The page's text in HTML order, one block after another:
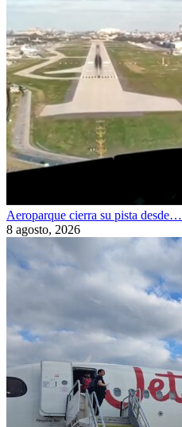
Aeroparque cierra su pista desde…
8 agosto, 2026